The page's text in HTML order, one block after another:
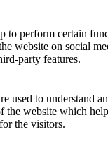
to perform certain
website on social
party features.
used to understand
the website which
the visitors.